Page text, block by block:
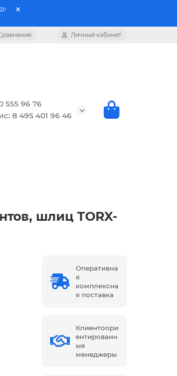
Личный кабинет
555 96 76
8 495 401 96 46
шлиц TORX-
Оперативна
я
комплексна
я поставка
Клиентоори
ентированн
ые
менеджеры